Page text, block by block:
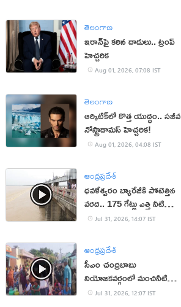
తెలంగాణ
ఇరాన్‌పై కఠిన దాడులు.. ట్రంప్
హెచ్చరిక
Aug 01, 2026, 07:08 IST
తెలంగాణ
ఆర్కిటిక్‌లో కొత్త యుద్ధం.. సజీవ
నోస్ట్రాడామస్ హెచ్చరిక!
Aug 01, 2026, 04:08 IST
ఆంధ్రప్రదేశ్
ధవళేశ్వరం బ్యారేజీకి పోటెత్తిన
వరద.. 175 గేట్లు ఎత్తి నీటి
విడుదల
Jul 31, 2026, 14:07 IST
ఆంధ్రప్రదేశ్
సీఎం చంద్రబాబు
నియోజకవర్గంలో మంచినీటి
కష్టాలు.. మహిళలు ఆందోళన
Jul 31, 2026, 12:07 IST